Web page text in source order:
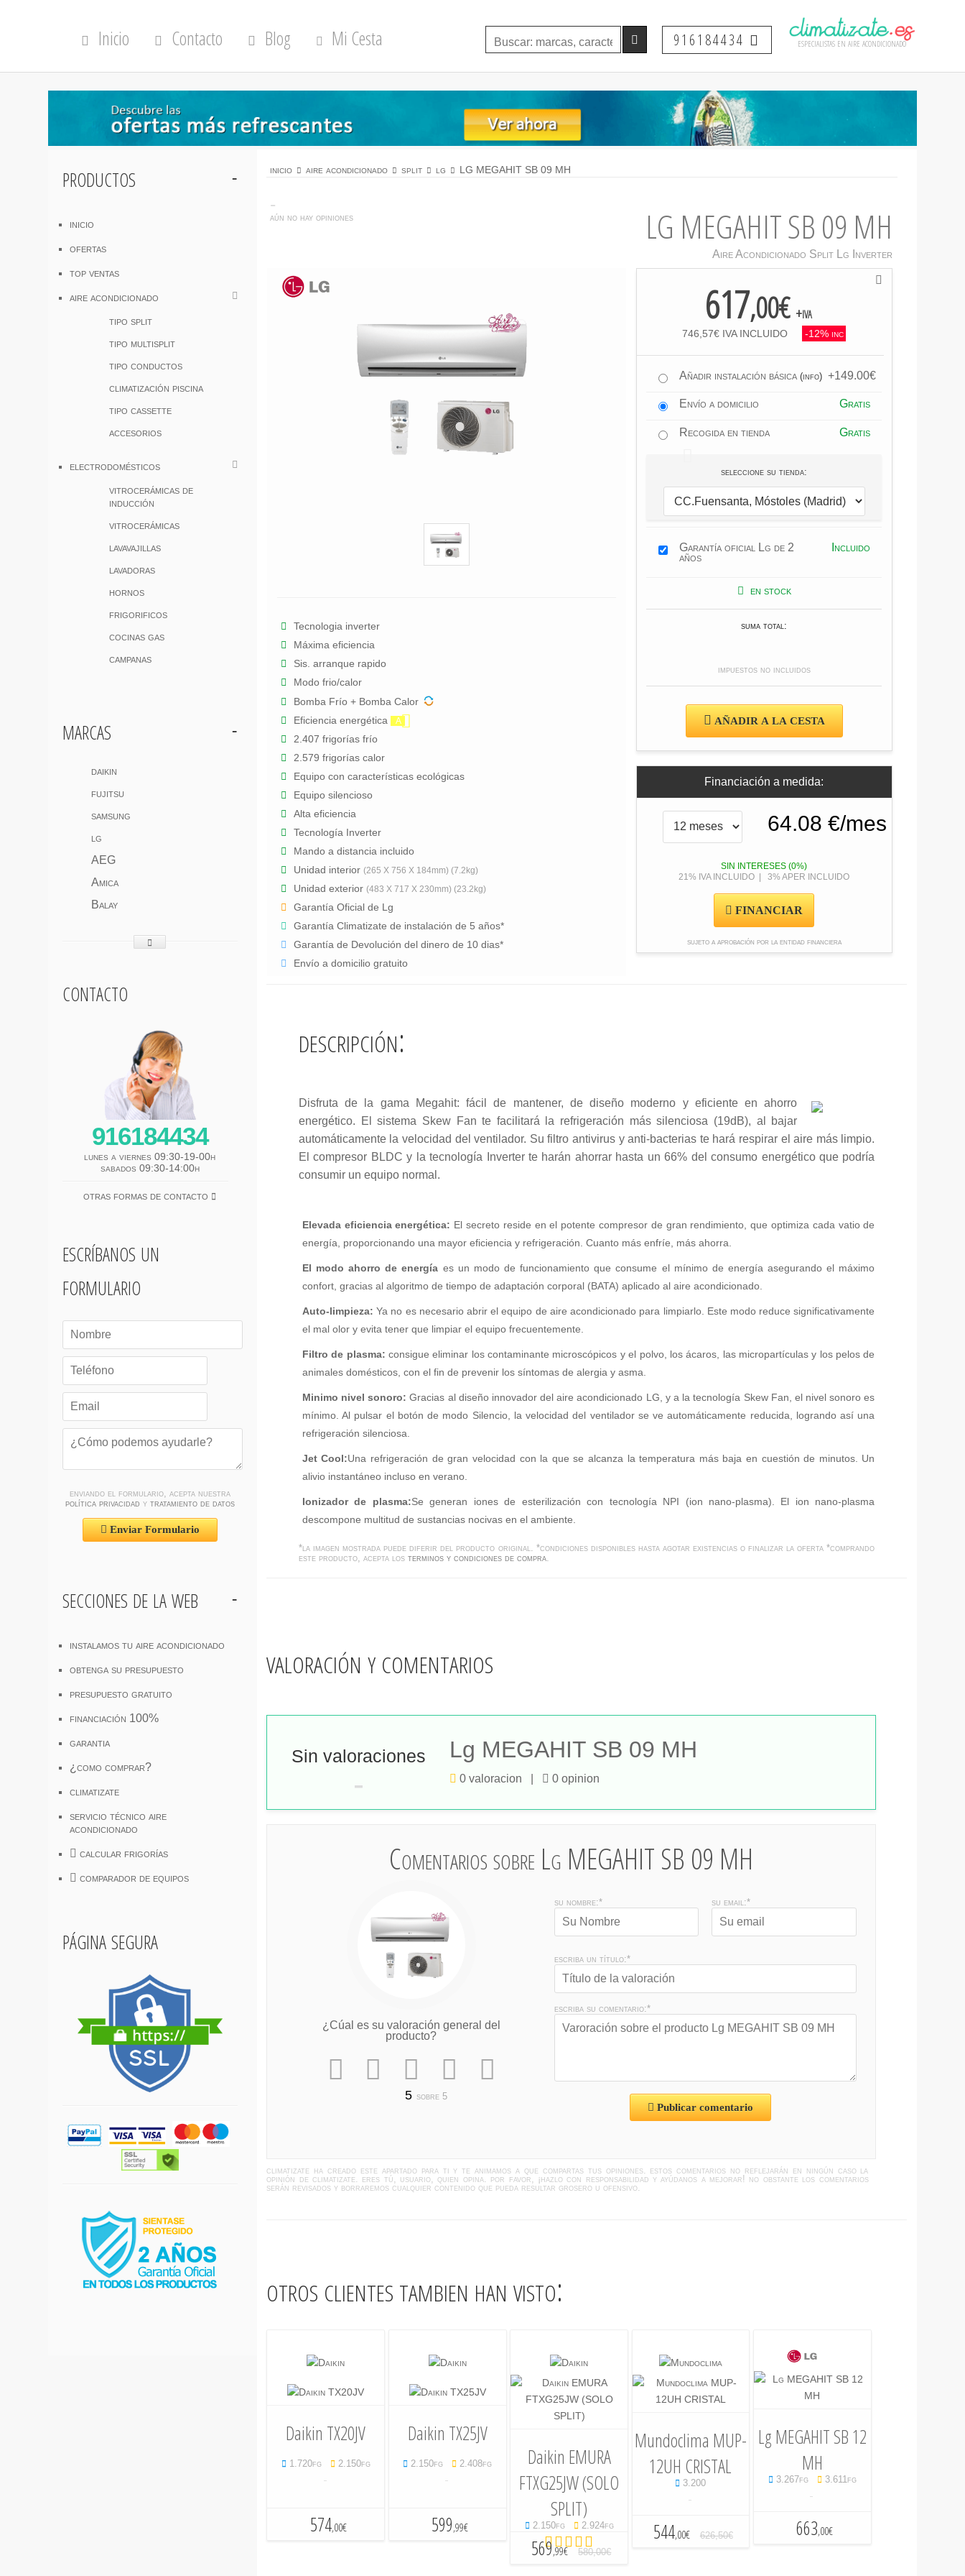
Inicio Contacto Blog Mi Cesta 916184434 especialistas en aire acondicionado
productos
inicio
ofertas
top ventas
aire acondicionado
tipo split
tipo multisplit
tipo conductos
climatización piscina
tipo cassette
accesorios
electrodomésticos
vitrocerámicas de
inducción
vitrocerámicas
lavavajillas
lavadoras
hornos
frigorificos
cocinas gas
campanas
marcas
daikin
fujitsu
samsung
lg
AEG
Amica
Balay
contacto
916184434
lunes a viernes 09:30-19-00h
sabados 09:30-14:00h
otras formas de contacto
escríbanos un
formulario
enviando el formulario, acepta nuestra
política privacidad y tratamiento de datos
Enviar Formulario
secciones de la web
instalamos tu aire acondicionado
obtenga su presupuesto
presupuesto gratuito
financiación 100%
garantia
¿como comprar?
climatizate
servicio técnico aire
acondicionado
calcular frigorías
comparador de equipos
página segura
inicio aire acondicionado split lg LG MEGAHIT SB 09 MH
-
aún no hay opiniones LG MEGAHIT SB 09 MH
Aire Acondicionado Split Lg Inverter
Tecnologia inverter
Máxima eficiencia
Sis. arranque rapido
Modo frio/calor
Bomba Frío + Bomba Calor
Eficiencia energética
A
2.407 frigorías frío
2.579 frigorías calor
Equipo con características ecológicas
Equipo silencioso
Alta eficiencia
Tecnología Inverter
Mando a distancia incluido
Unidad interior (265 X 756 X 184mm) (7.2kg)
Unidad exterior (483 X 717 X 230mm) (23.2kg)
Garantía Oficial de Lg
Garantía Climatizate de instalación de 5 años*
Garantía de Devolución del dinero de 10 dias*
Envío a domicilio gratuito
617,00€ +iva
746,57€ IVA INCLUIDO -12% inc
Añadir instalación básica(info) +149.00€
Envío a domicilio Gratis
Recogida en tienda Gratis
seleccione su tienda:
Garantía oficial Lg de 2
años
Incluido
en stock
suma total:
impuestos no incluidos
AÑADIR A LA CESTA
Financiación a medida:
SIN INTERESES (0%)
21% IVA INCLUIDO | 3% APER INCLUIDO
FINANCIAR
sujeto a aprobación por la entidad financiera
descripción:
Disfruta de la gama Megahit: fácil de mantener, de diseño moderno y eficiente en ahorro
energético. El sistema Skew Fan te facilitará la refrigeración más silenciosa (19dB), al bajar
automáticamente la velocidad del ventilador. Su filtro antivirus y anti-bacterias te hará respirar el aire más limpio.
El compresor BLDC y la tecnología Inverter te harán ahorrar hasta un 66% del consumo energético que podría
consumir un equipo normal.
Elevada eficiencia energética: El secreto reside en el potente compresor de gran rendimiento, que optimiza cada vatio de
energía, proporcionando una mayor eficiencia y refrigeración. Cuanto más enfríe, más ahorra.
El modo ahorro de energía es un modo de funcionamiento que consume el mínimo de energía asegurando el máximo
confort, gracias al algoritmo de tiempo de adaptación corporal (BATA) aplicado al aire acondicionado.
Auto-limpieza: Ya no es necesario abrir el equipo de aire acondicionado para limpiarlo. Este modo reduce significativamente
el mal olor y evita tener que limpiar el equipo frecuentemente.
Filtro de plasma: consigue eliminar los contaminante microscópicos y el polvo, los ácaros, las micropartículas y los pelos de
animales domésticos, con el fin de prevenir los síntomas de alergia y asma.
Minimo nivel sonoro:Gracias al diseño innovador del aire acondicionado LG, y a la tecnología Skew Fan, el nivel sonoro es
mínimo. Al pulsar el botón de modo Silencio, la velocidad del ventilador se ve automáticamente reducida, logrando así una
refrigeración silenciosa.
Jet Cool:Una refrigeración de gran velocidad con la que se alcanza la temperatura más baja en cuestión de minutos. Un
alivio instantáneo incluso en verano.
Ionizador de plasma:Se generan iones de esterilización con tecnología NPI (ion nano-plasma). El ion nano-plasma
descompone multitud de sustancias nocivas en el ambiente.
*la imagen mostrada puede diferir del producto original. *condiciones disponibles hasta agotar existencias o finalizar la oferta *comprando
este producto, acepta los terminos y condiciones de compra.
valoración y comentarios
Sin valoraciones
-
Lg MEGAHIT SB 09 MH
0 valoracion | 0 opinion
Comentarios sobre Lg MEGAHIT SB 09 MH
¿Cúal es su valoración general del
producto?
sobre 5
su nombre:* su email:*
escriba un título:*
escriba su comentario:*
Publicar comentario
climatizate ha creado este apartado para ti y te animamos a que compartas tus opiniones. estos comentarios no reflejarán en ningún caso la
opinión de climatizate. eres tú, usuario, quien opina. por favor, ¡hazlo con responsabilidad y ayúdanos a mejorar! no obstante los comentarios
serán revisados y borraremos cualquier contenido que pueda resultar grosero u ofensivo.
otros clientes tambien han visto:
Daikin TX20JV
1.720fg 2.150fg
-
574,00€
Daikin TX25JV
2.150fg 2.408fg
-
599,99€
Daikin EMURA
FTXG25JW (SOLO
SPLIT)
2.150fg 2.924fg
569,99€ 580,00€
Mundoclima MUP-
12UH CRISTAL
3.200
-
544,00€ 626,50€
Lg MEGAHIT SB 12
MH
3.267fg 3.611fg
-
663,00€